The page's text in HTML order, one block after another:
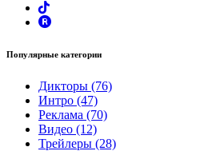
Популярные категории
Дикторы (76)
Интро (47)
Реклама (70)
Видео (12)
Трейлеры (28)